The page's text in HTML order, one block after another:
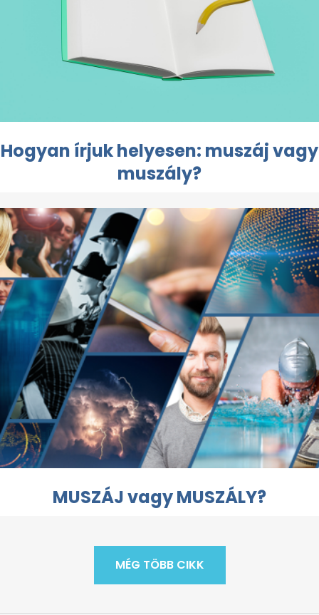
Hogyan írjuk helyesen: muszáj vagy
muszály?
MUSZÁJ vagy MUSZÁLY?
MÉG TÖBB CIKK